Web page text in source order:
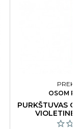
OSOM
PURKŠTUVAS
VIOLETINĖ